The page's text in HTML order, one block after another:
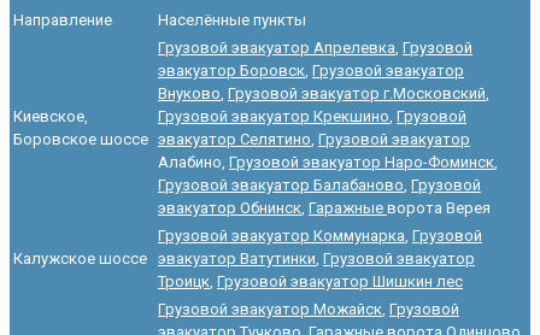
Направление Населённые пункты
Киевское,
Боровское шоссе
Грузовой эвакуатор Апрелевка, Грузовой
эвакуатор Боровск, Грузовой эвакуатор
Внуково, Грузовой эвакуатор г.Московский,
Грузовой эвакуатор Крекшино, Грузовой
эвакуатор Селятино, Грузовой эвакуатор
Алабино, Грузовой эвакуатор Наро-Фоминск,
Грузовой эвакуатор Балабаново, Грузовой
эвакуатор Обнинск, Гаражные ворота Верея
Калужское шоссе
Грузовой эвакуатор Коммунарка, Грузовой
эвакуатор Ватутинки, Грузовой эвакуатор
Троицк, Грузовой эвакуатор Шишкин лес
Грузовой эвакуатор Можайск, Грузовой